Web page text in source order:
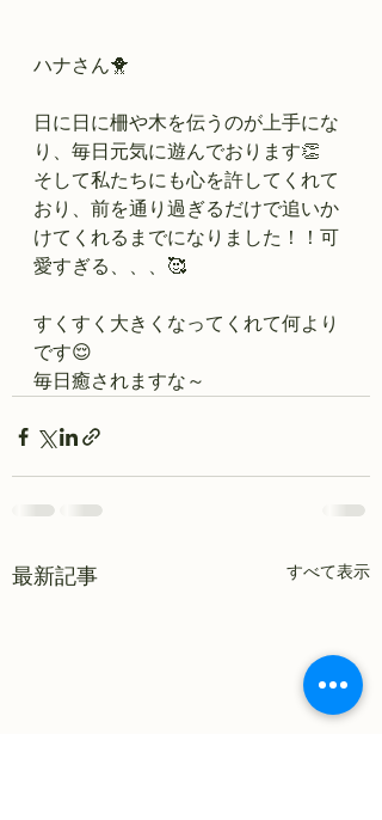
ハナさん🐥
日に日に柵や木を伝うのが上手にな
り、毎日元気に遊んでおります👏
そして私たちにも心を許してくれて
おり、前を通り過ぎるだけで追いか
けてくれるまでになりました！！可
愛すぎる、、、🥰
すくすく大きくなってくれて何より
です😌
毎日癒されますな～
最新記事 すべて表示